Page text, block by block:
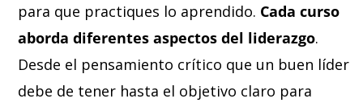
para que practiques lo aprendido. Cada curso
aborda diferentes aspectos del liderazgo.
Desde el pensamiento crítico que un buen líder
debe de tener hasta el objetivo claro para